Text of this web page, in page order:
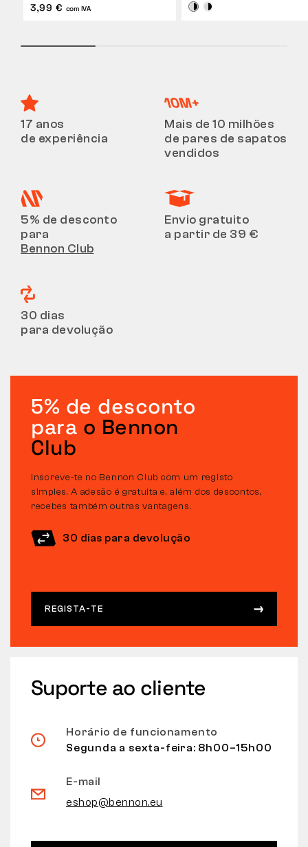
3,99 € com IVA
17 anos
de experiência
Mais de 10 milhões
de pares de sapatos
vendidos
5% de desconto
para
Bennon Club
Envio gratuito
a partir de 39 €
30 dias
para devolução
5% de desconto
para o Bennon
Club
Inscreve-te no Bennon Club com um registo
simples. A adesão é gratuita e, além dos descontos,
recebes também outras vantagens.
30 dias para devolução
REGISTA-TE
Suporte ao cliente
Horário de funcionamento
Segunda a sexta-feira: 8h00–15h00
E-mail
eshop@bennon.eu